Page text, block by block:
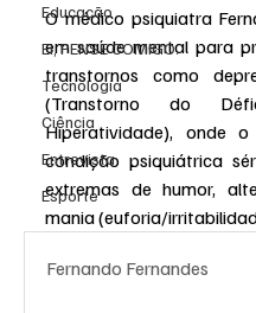
Educação
EI, PENSE COMIGO.
Tecnologia
Ciência
Entrevista
Esporte
O médico psiquiatra
em saúde mental para
transtornos como
(Transtorno do
Hiperatividade), onde
condição psiquiátrica
extremas de humor,
mania (euforia/
Fernando Fernandes